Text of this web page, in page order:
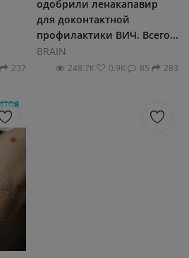
237
одобрили ленакапавир
для доконтактной
профилактики ВИЧ. Всего...
BRAIN
248.7К 0.9К 85 283